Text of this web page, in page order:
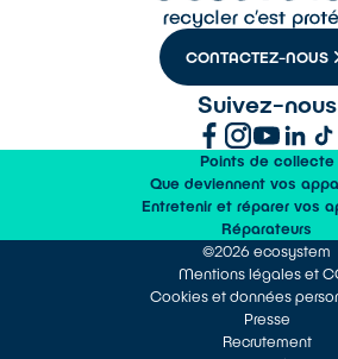
CONTACTEZ-NOUS
Suivez-nous
Points de collecte
Que deviennent vos
Entretenir et réparer vos
Réparateurs
©2026 ecosystem
Mentions légales et
Cookies et données
Presse
Recrutement